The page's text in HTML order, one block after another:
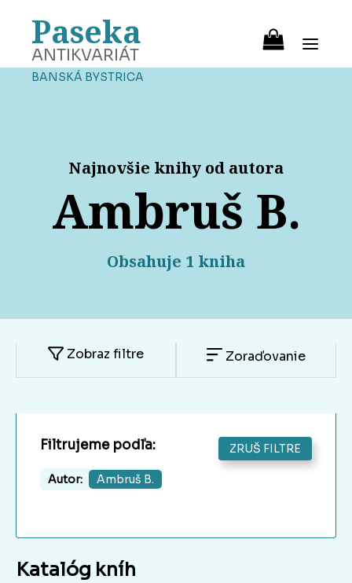
Paseka
ANTIKVARIÁT
BANSKÁ BYSTRICA
Najnovšie knihy od autora
Ambruš B.
Obsahuje 1 kniha
Zobraz filtre Zoraďovanie
Filtrujeme podľa: ZRUŠ FILTRE
Autor: Ambruš B.
Katalóg kníh